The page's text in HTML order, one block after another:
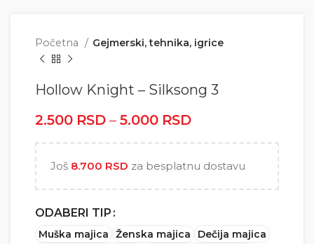
Početna Gejmerski, tehnika, igrice
Hollow Knight – Silksong 3
2.500 RSD – 5.000 RSD
Još 8.700 RSD za besplatnu dostavu
ODABERI TIP
Muška majica Ženska majica
Dečija majica